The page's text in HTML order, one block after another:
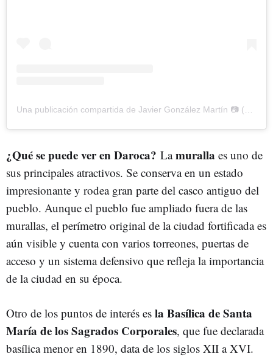
Una publicación compartida de Javier González Martín 📷 (@javiergonzalez.martin)
¿Qué se puede ver en Daroca? Lamuralla es uno de
sus principales atractivos. Se conserva en un estado
impresionante y rodea gran parte del casco antiguo del
pueblo. Aunque el pueblo fue ampliado fuera de las
murallas, el perímetro original de la ciudad fortificada es
aún visible y cuenta con varios torreones, puertas de
acceso y un sistema defensivo que refleja la importancia
de la ciudad en su época.
Otro de los puntos de interés es la Basílica de Santa
María de los Sagrados Corporales, que fue declarada
basílica menor en 1890, data de los siglos XII a XVI.